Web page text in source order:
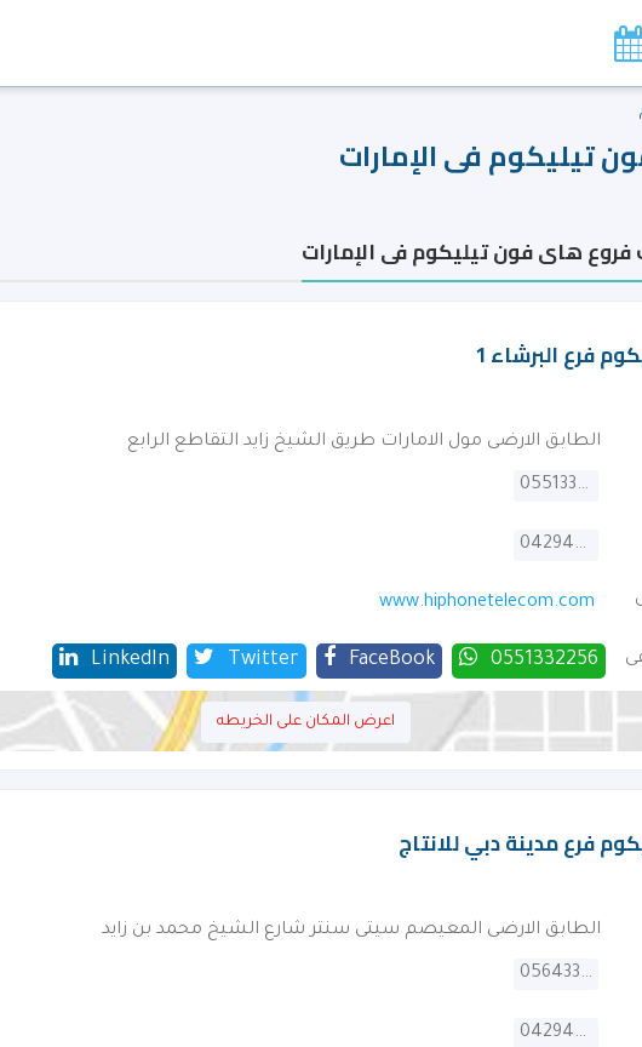
تيليكوم فى الإمارات
هاى فون تيليكوم فى الإمارات
فرع البرشاء 1
الطابق الارضى مول الامارات طريق الشيخ زايد التقاطع الرابع
0551332256
042946664
www.hiphonetelecom.com
0551332256
FaceBook
Twitter
LinkedIn
اعرض المكان على الخريطه
فرع مدينة دبي للانتاج
الطابق الارضى المعيصم سيتى سنتر شارع الشيخ محمد بن زايد
0564336372
042946664